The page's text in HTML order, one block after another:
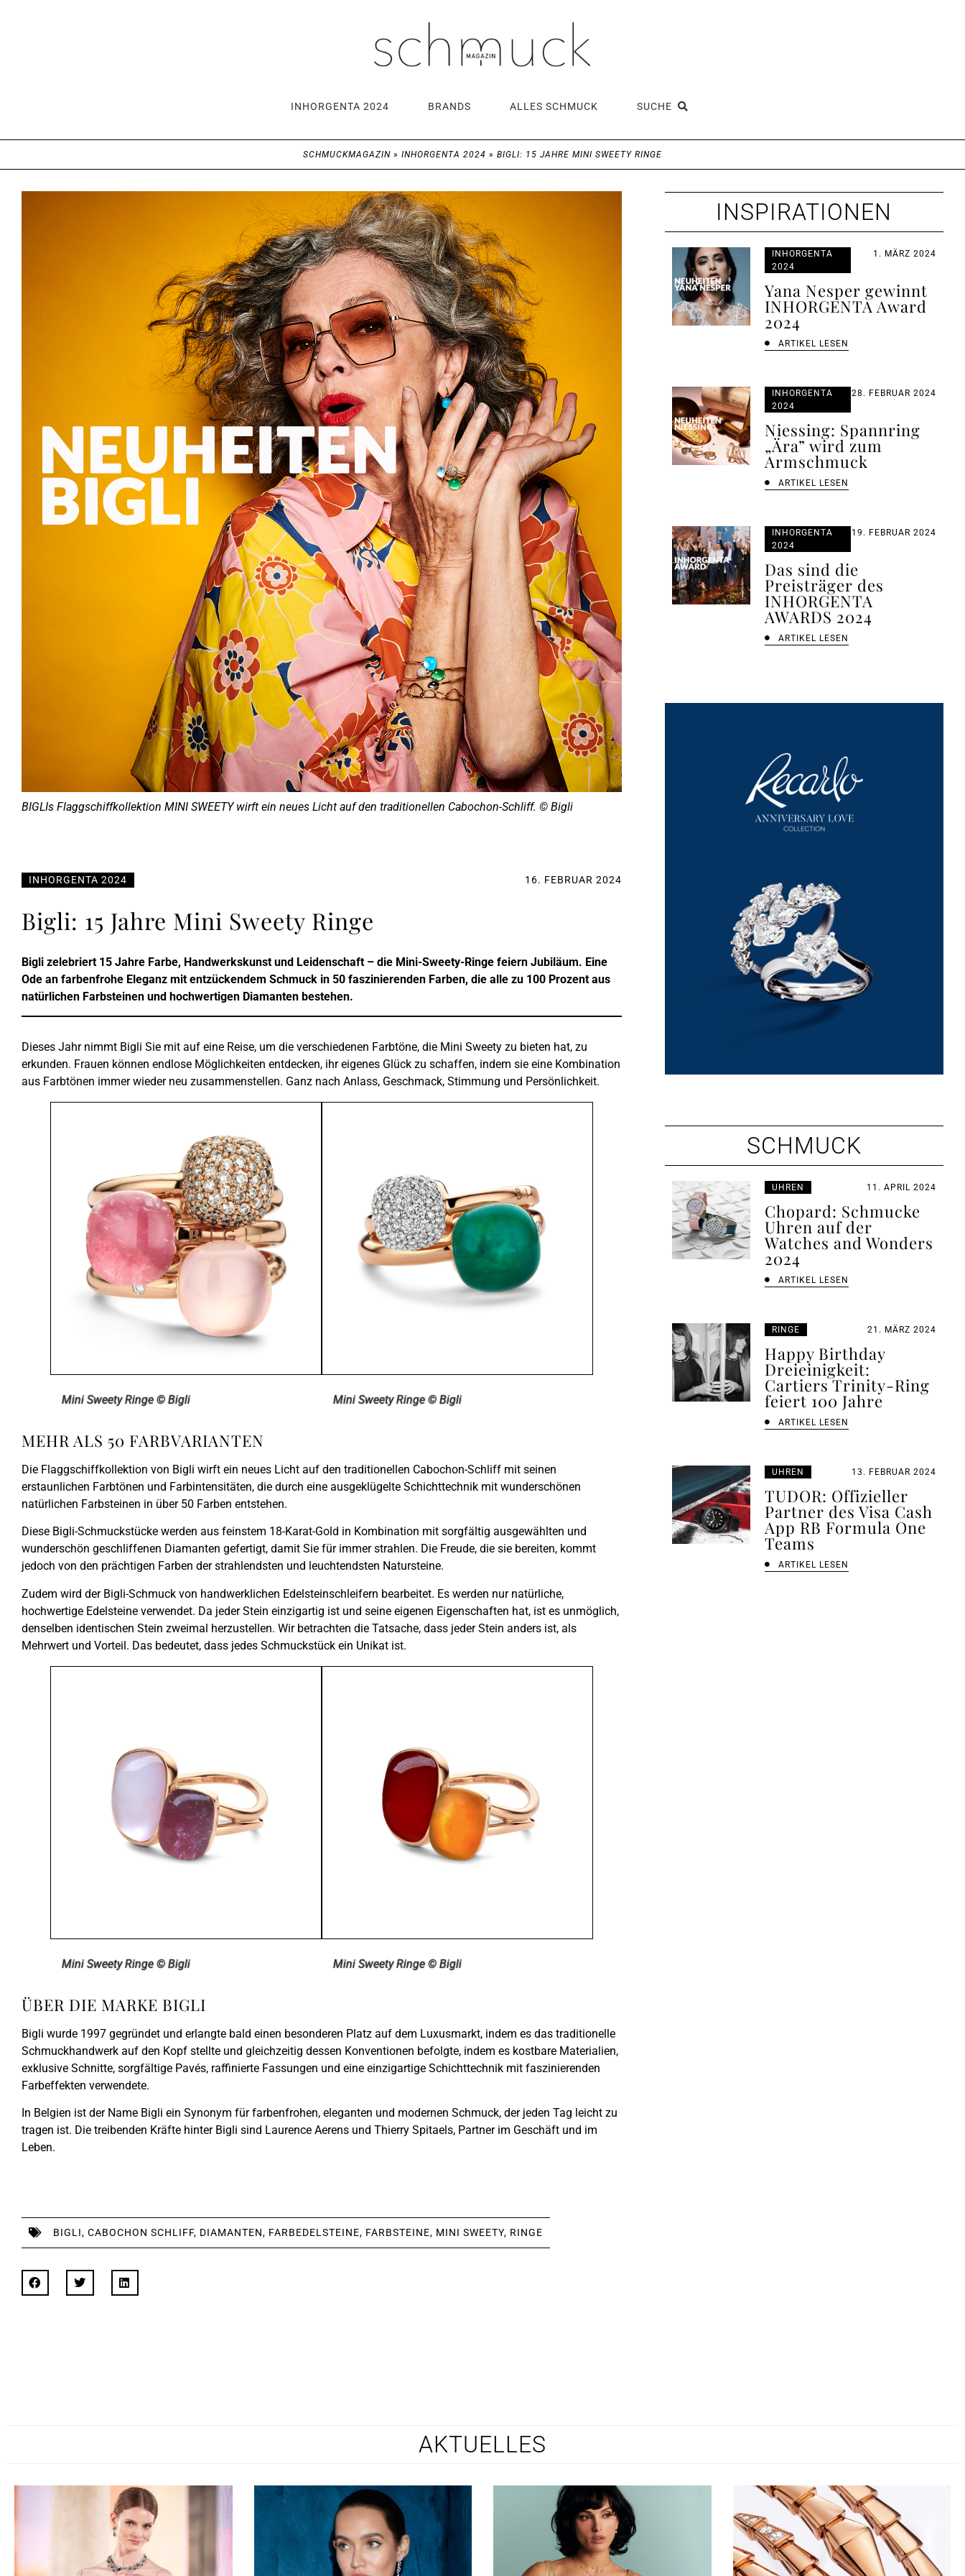
INHORGENTA 2024 BRANDS ALLES SCHMUCK SUCHE
SCHMUCKMAGAZIN » INHORGENTA 2024 » BIGLI: 15 JAHRE MINI SWEETY RINGE
BIGLIs Flaggschiffkollektion MINI SWEETY wirft ein neues Licht auf den traditionellen Cabochon-Schliff. © Bigli
INHORGENTA 2024 16. FEBRUAR 2024
Bigli: 15 Jahre Mini Sweety Ringe
Bigli zelebriert 15 Jahre Farbe, Handwerkskunst und Leidenschaft – die Mini-Sweety-Ringe feiern Jubiläum. Eine
Ode an farbenfrohe Eleganz mit entzückendem Schmuck in 50 faszinierenden Farben, die alle zu 100 Prozent aus
natürlichen Farbsteinen und hochwertigen Diamanten bestehen.
Dieses Jahr nimmt Bigli Sie mit auf eine Reise, um die verschiedenen Farbtöne, die Mini Sweety zu bieten hat, zu
erkunden. Frauen können endlose Möglichkeiten entdecken, ihr eigenes Glück zu schaffen, indem sie eine Kombination
aus Farbtönen immer wieder neu zusammenstellen. Ganz nach Anlass, Geschmack, Stimmung und Persönlichkeit.
Mini Sweety Ringe © Bigli Mini Sweety Ringe © Bigli
MEHR ALS 50 FARBVARIANTEN
Die Flaggschiffkollektion von Bigli wirft ein neues Licht auf den traditionellen Cabochon-Schliff mit seinen
erstaunlichen Farbtönen und Farbintensitäten, die durch eine ausgeklügelte Schichttechnik mit wunderschönen
natürlichen Farbsteinen in über 50 Farben entstehen.
Diese Bigli-Schmuckstücke werden aus feinstem 18-Karat-Gold in Kombination mit sorgfältig ausgewählten und
wunderschön geschliffenen Diamanten gefertigt, damit Sie für immer strahlen. Die Freude, die sie bereiten, kommt
jedoch von den prächtigen Farben der strahlendsten und leuchtendsten Natursteine.
Zudem wird der Bigli-Schmuck von handwerklichen Edelsteinschleifern bearbeitet. Es werden nur natürliche,
hochwertige Edelsteine ​​verwendet. Da jeder Stein einzigartig ist und seine eigenen Eigenschaften hat, ist es unmöglich,
denselben identischen Stein zweimal herzustellen. Wir betrachten die Tatsache, dass jeder Stein anders ist, als
Mehrwert und Vorteil. Das bedeutet, dass jedes Schmuckstück ein Unikat ist.
Mini Sweety Ringe © Bigli Mini Sweety Ringe © Bigli
ÜBER DIE MARKE BIGLI
Bigli wurde 1997 gegründet und erlangte bald einen besonderen Platz auf dem Luxusmarkt, indem es das traditionelle
Schmuckhandwerk auf den Kopf stellte und gleichzeitig dessen Konventionen befolgte, indem es kostbare Materialien,
exklusive Schnitte, sorgfältige Pavés, raffinierte Fassungen und eine einzigartige Schichttechnik mit faszinierenden
Farbeffekten verwendete.
In Belgien ist der Name Bigli ein Synonym für farbenfrohen, eleganten und modernen Schmuck, der jeden Tag leicht zu
tragen ist. Die treibenden Kräfte hinter Bigli sind Laurence Aerens und Thierry Spitaels, Partner im Geschäft und im
Leben.
BIGLI, CABOCHON SCHLIFF, DIAMANTEN, FARBEDELSTEINE, FARBSTEINE, MINI SWEETY, RINGE
INSPIRATIONEN
INHORGENTA
2024
1. MÄRZ 2024
Yana Nesper gewinnt
INHORGENTA Award
2024
ARTIKEL LESEN
INHORGENTA
2024
28. FEBRUAR 2024
Niessing: Spannring
„Ära” wird zum
Armschmuck
ARTIKEL LESEN
INHORGENTA
2024
19. FEBRUAR 2024
Das sind die
Preisträger des
INHORGENTA
AWARDS 2024
ARTIKEL LESEN
SCHMUCK
UHREN 11. APRIL 2024
Chopard: Schmucke
Uhren auf der
Watches and Wonders
2024
ARTIKEL LESEN
RINGE 21. MÄRZ 2024
Happy Birthday
Dreieinigkeit:
Cartiers Trinity-Ring
feiert 100 Jahre
ARTIKEL LESEN
UHREN 13. FEBRUAR 2024
TUDOR: Offizieller
Partner des Visa Cash
App RB Formula One
Teams
ARTIKEL LESEN
AKTUELLES